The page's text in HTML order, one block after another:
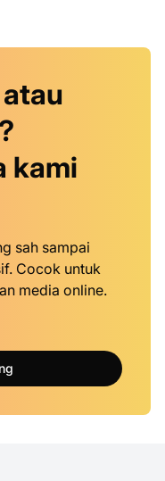
kami
sah sampai
Cocok untuk
media online.